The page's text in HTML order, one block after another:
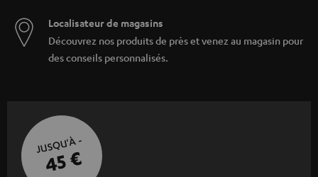
Localisateur de magasins
Découvrez nos produits de près et venez au magasin pour
des conseils personnalisés.
JUSQU'À -
45 €